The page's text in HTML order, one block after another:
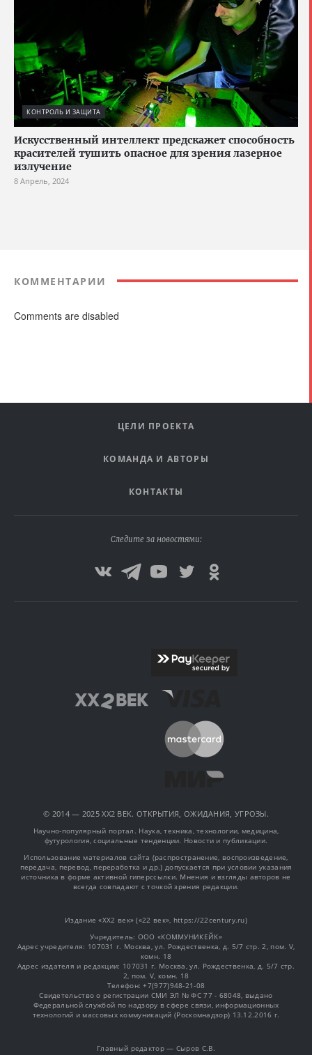
КОНТРОЛЬ И ЗАЩИТА
Искусственный интеллект предскажет способность
красителей тушить опасное для зрения лазерное
излучение
8 Апрель, 2024
КОММЕНТАРИИ
Comments are disabled
ЦЕЛИ ПРОЕКТА
КОМАНДА И АВТОРЫ
КОНТАКТЫ
Следите за новостями:
© 2014 — 2025 XX2 ВЕК. ОТКРЫТИЯ, ОЖИДАНИЯ, УГРОЗЫ.
Научно-популярный портал. Наука, техника, технологии, медицина,
футурология, социальные тенденции. Новости и публикации.
Использование материалов сайта (распространение, воспроизведение,
передача, перевод, переработка и др.) допускается при условии указания
источника в форме активной гиперссылки. Мнения и взгляды авторов не
всегда совпадают с точкой зрения редакции.
Издание «XX2 век» («22 век», https://22century.ru)
Учредитель: OOO «КОММУНИКЕЙК»
Адрес учредителя: 107031 г. Москва, ул. Рождественка, д. 5/7 стр. 2, пом. V,
комн. 18
Адрес издателя и редакции: 107031 г. Москва, ул. Рождественка, д. 5/7 стр.
2, пом. V, комн. 18
Телефон: +7(977)948-21-08
Свидетельство о регистрации СМИ ЭЛ № ФС 77 - 68048, выдано
Федеральной службой по надзору в сфере связи, информационных
технологий и массовых коммуникаций (Роскомнадзор) 13.12.2016 г.
Главный редактор — Сыров С.В.